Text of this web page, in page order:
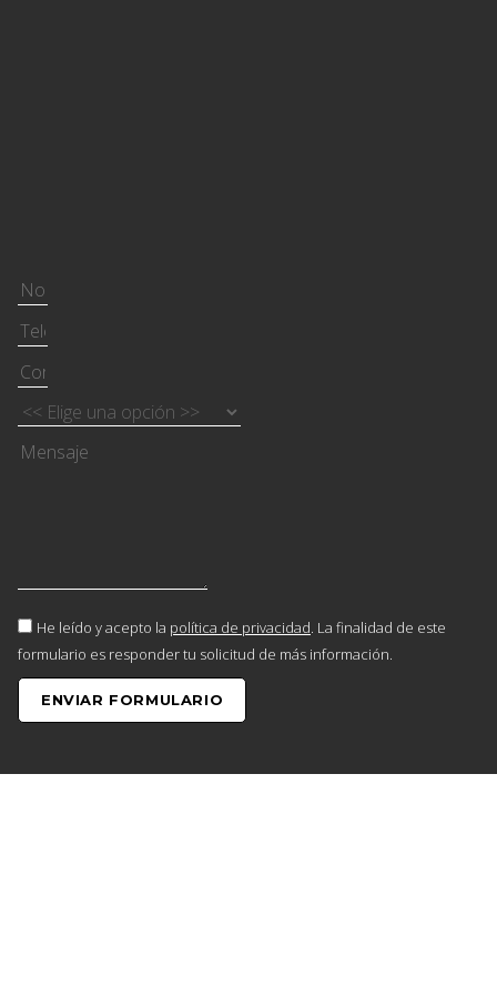
He leído y acepto la política de privacidad. La finalidad de este
formulario es responder tu solicitud de más información.
ENVIAR FORMULARIO